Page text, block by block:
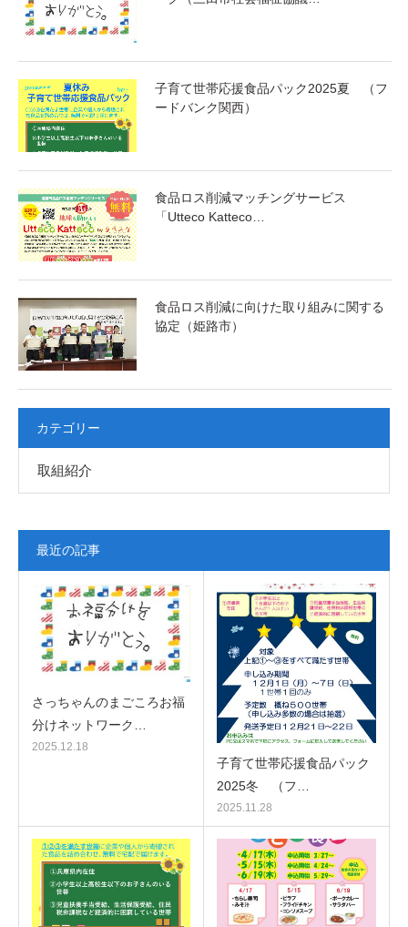
子育て世帯応援食品パック2025夏 （フ
ードバンク関西）
食品ロス削減マッチングサービス
「Utteco Katteco…
食品ロス削減に向けた取り組みに関する
協定（姫路市）
カテゴリー
取組紹介
最近の記事
さっちゃんのまごころお福
分けネットワーク…
2025.12.18
子育て世帯応援食品パック
2025冬 （フ…
2025.11.28